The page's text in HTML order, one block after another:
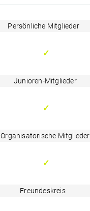
Persönliche Mitglieder
✓
Junioren-Mitglieder
✓
Organisatorische Mitglieder
✓
Freundeskreis